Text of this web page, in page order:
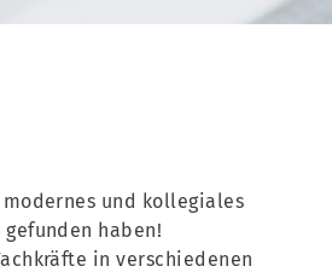
und kollegiales
haben!
in verschiedenen